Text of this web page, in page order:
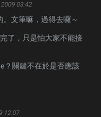
2009 03:42
文筆嘛，過得去囉～
了，只是怕大家不能接
？關鍵不在於是否應該
12:07